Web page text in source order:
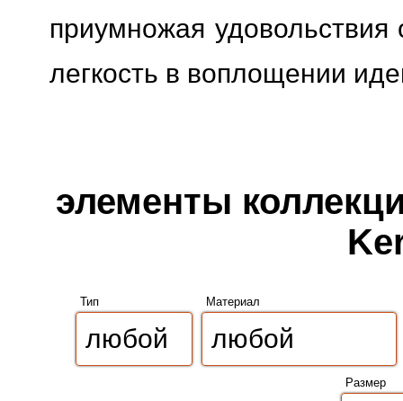
приумножая
легкость в воплощении
элементы
Тип Материал
Размер